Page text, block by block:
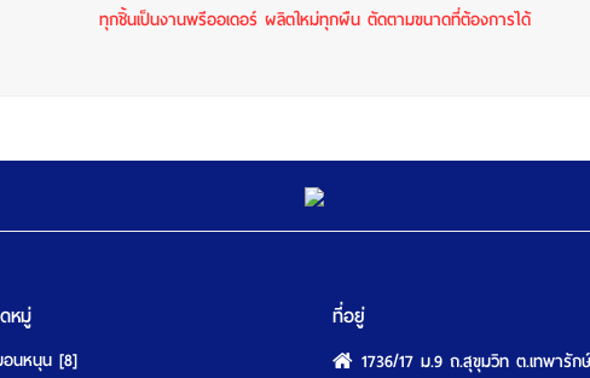
ทุกชิ้นเป็นงานพรีออเดอร์ ผลิตใหม่ทุกผืน ตัดตามขนาดที่ต้องการได้
หมู่
นหนุน [8]
ที่อยู่
1736/17 ม.9 ถ.สุขุมวิท ต.เทพารัก